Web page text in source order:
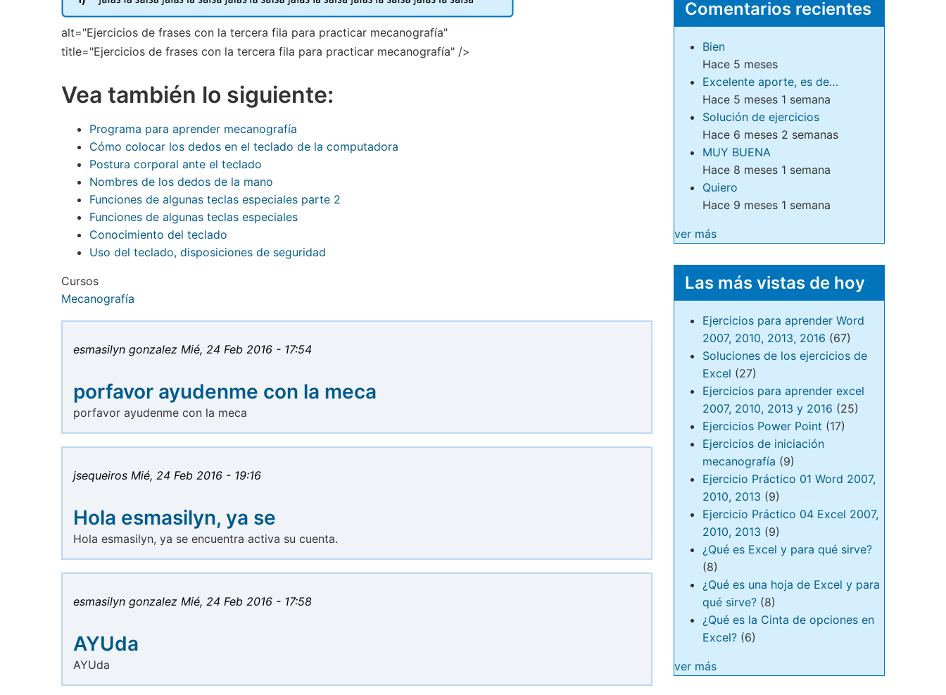
alt="Ejercicios de frases con la tercera fila para practicar mecanografía"
title="Ejercicios de frases con la tercera fila para practicar mecanografía" />
Vea también lo siguiente:
Programa para aprender mecanografía
Cómo colocar los dedos en el teclado de la computadora
Postura corporal ante el teclado
Nombres de los dedos de la mano
Funciones de algunas teclas especiales parte 2
Funciones de algunas teclas especiales
Conocimiento del teclado
Uso del teclado, disposiciones de seguridad
Cursos
Mecanografía
esmasilyn gonzalez Mié, 24 Feb 2016 - 17:54
porfavor ayudenme con la meca
porfavor ayudenme con la meca
jsequeiros Mié, 24 Feb 2016 - 19:16
Hola esmasilyn, ya se
Hola esmasilyn, ya se encuentra activa su cuenta.
esmasilyn gonzalez Mié, 24 Feb 2016 - 17:58
AYUda
AYUda
Comentarios recientes
Bien
Hace 5 meses
Excelente aporte, es de…
Hace 5 meses 1 semana
Solución de ejercicios
Hace 6 meses 2 semanas
MUY BUENA
Hace 8 meses 1 semana
Quiero
Hace 9 meses 1 semana
ver más
Las más vistas de hoy
Ejercicios para aprender Word
2007, 2010, 2013, 2016 (67)
Soluciones de los ejercicios de
Excel (27)
Ejercicios para aprender excel
2007, 2010, 2013 y 2016 (25)
Ejercicios Power Point (17)
Ejercicios de iniciación
mecanografía (9)
Ejercicio Práctico 01 Word 2007,
2010, 2013 (9)
Ejercicio Práctico 04 Excel 2007,
2010, 2013 (9)
¿Qué es Excel y para qué sirve?
(8)
¿Qué es una hoja de Excel y para
qué sirve? (8)
¿Qué es la Cinta de opciones en
Excel? (6)
ver más